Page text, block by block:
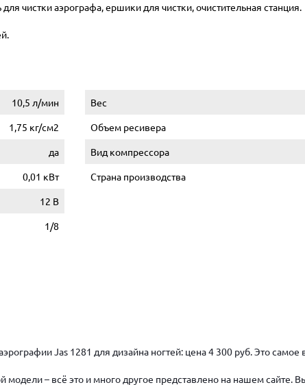
чистки аэрографа, ершики для чистки, очистительная станция.
10,5 л/мин
1,75 кг/см2
да
0,01 кВт
12 В
1/8
Вес
Объем ресивера
Вид компрессора
Страна производства
Jas 1281 для дизайна ногтей: цена 4 300 руб. Это
модели – всё это и много другое представлено на нашем сайте.